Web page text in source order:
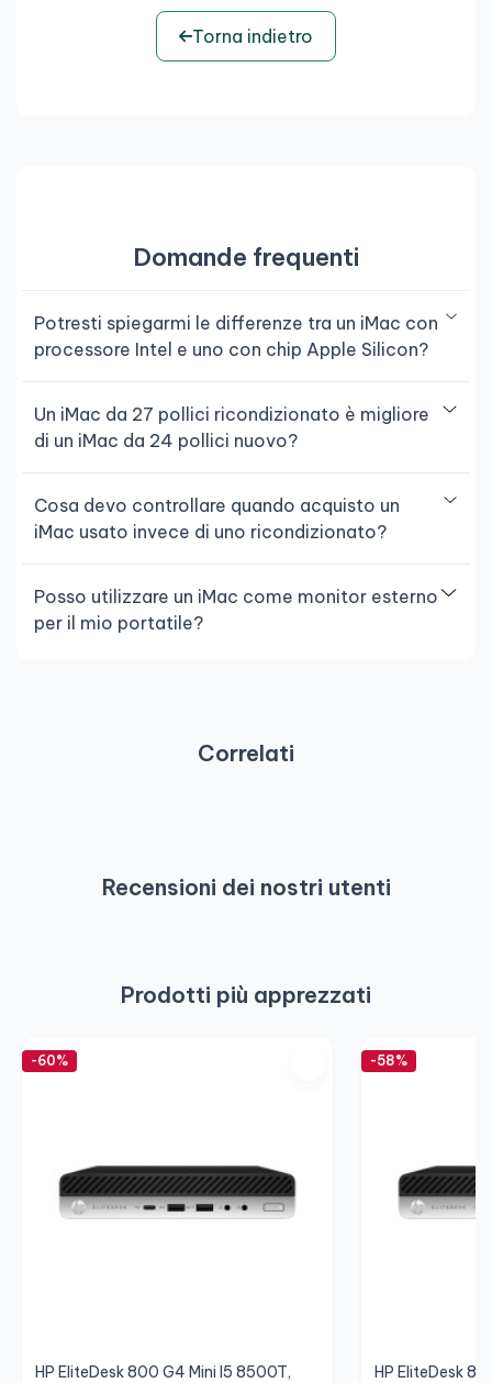
Torna indietro
Domande frequenti
Potresti spiegarmi le differenze tra un iMac con
processore Intel e uno con chip Apple Silicon?
Un iMac da 27 pollici ricondizionato è migliore
di un iMac da 24 pollici nuovo?
Cosa devo controllare quando acquisto un
iMac usato invece di uno ricondizionato?
Posso utilizzare un iMac come monitor esterno
per il mio portatile?
Correlati
Recensioni dei nostri utenti
Prodotti più apprezzati
-60%
HP EliteDesk 800 G4 Mini I5 8500T,
-58%
HP EliteDesk